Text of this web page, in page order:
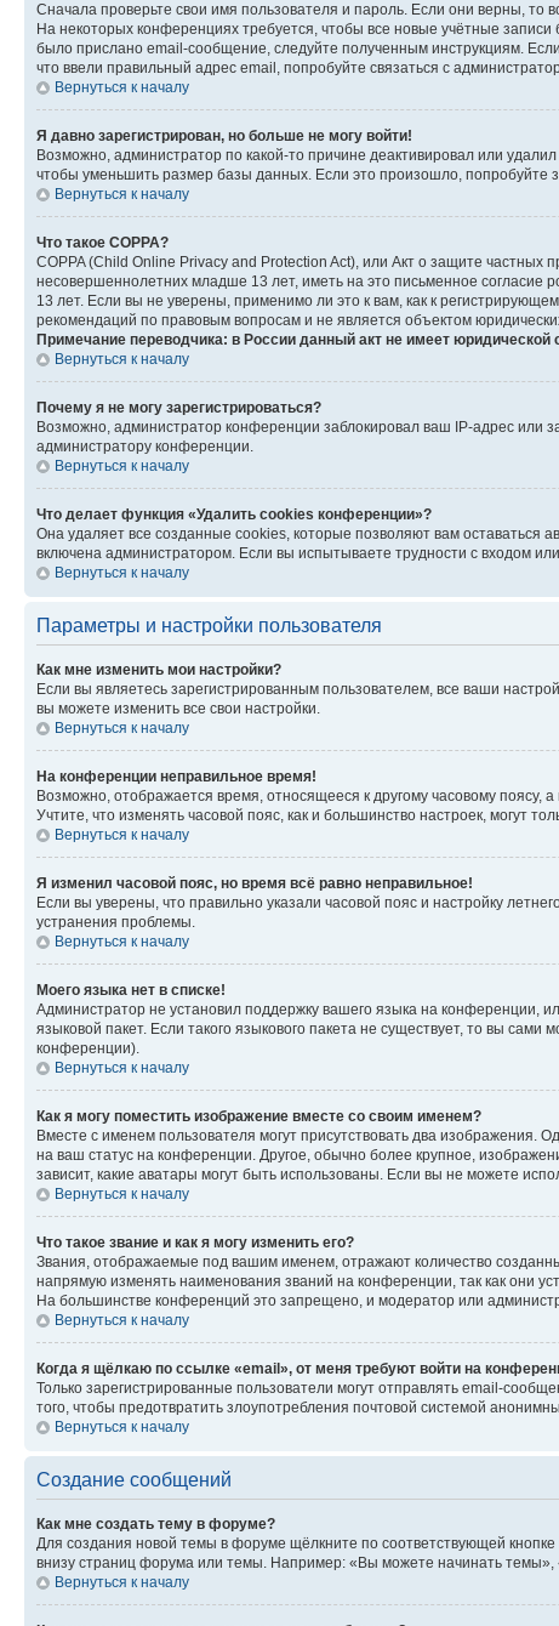
Сначала проверьте свои имя пользователя и пароль. Если они верны, то
На некоторых конференциях требуется, чтобы все новые учётные
было прислано email-сообщение, следуйте полученным инструкциям.
что ввели правильный адрес email, попробуйте связаться с
Вернуться к началу
Я давно зарегистрирован, но больше не могу войти!
Возможно, администратор по какой-то причине деактивировал или
чтобы уменьшить размер базы данных. Если это произошло, попробуйте
Вернуться к началу
Что такое COPPA?
COPPA (Child Online Privacy and Protection Act), или Акт о защите
несовершеннолетних младше 13 лет, иметь на это письменное
13 лет. Если вы не уверены, применимо ли это к вам, как к
рекомендаций по правовым вопросам и не является объектом
Примечание переводчика: в России данный акт не имеет юридической
Вернуться к началу
Почему я не могу зарегистрироваться?
Возможно, администратор конференции заблокировал ваш IP-адрес или
администратору конференции.
Вернуться к началу
Что делает функция «Удалить cookies конференции»?
Она удаляет все созданные cookies, которые позволяют вам оставаться
включена администратором. Если вы испытываете трудности с входом
Вернуться к началу
Параметры и настройки пользователя
Как мне изменить мои настройки?
Если вы являетесь зарегистрированным пользователем, все ваши
вы можете изменить все свои настройки.
Вернуться к началу
На конференции неправильное время!
Возможно, отображается время, относящееся к другому часовому поясу,
Учтите, что изменять часовой пояс, как и большинство настроек, могут
Вернуться к началу
Я изменил часовой пояс, но время всё равно неправильное!
Если вы уверены, что правильно указали часовой пояс и настройку
устранения проблемы.
Вернуться к началу
Моего языка нет в списке!
Администратор не установил поддержку вашего языка на конференции,
языковой пакет. Если такого языкового пакета не существует, то вы
конференции).
Вернуться к началу
Как я могу поместить изображение вместе со своим именем?
Вместе с именем пользователя могут присутствовать два изображения.
на ваш статус на конференции. Другое, обычно более крупное,
зависит, какие аватары могут быть использованы. Если вы не можете
Вернуться к началу
Что такое звание и как я могу изменить его?
Звания, отображаемые под вашим именем, отражают количество
напрямую изменять наименования званий на конференции, так как они
На большинстве конференций это запрещено, и модератор или
Вернуться к началу
Когда я щёлкаю по ссылке «email», от меня требуют войти на
Только зарегистрированные пользователи могут отправлять email-
того, чтобы предотвратить злоупотребления почтовой системой
Вернуться к началу
Создание сообщений
Как мне создать тему в форуме?
Для создания новой темы в форуме щёлкните по соответствующей
внизу страниц форума или темы. Например: «Вы можете начинать темы»,
Вернуться к началу